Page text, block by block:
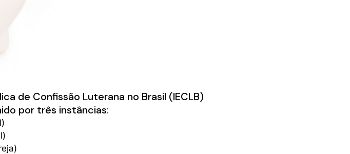
de Confissão Luterana no Brasil (IECLB)
por três instâncias: